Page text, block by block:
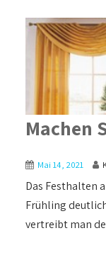
Machen
Mai 14, 2021
Das Festhalten
Frühling
vertreibt man